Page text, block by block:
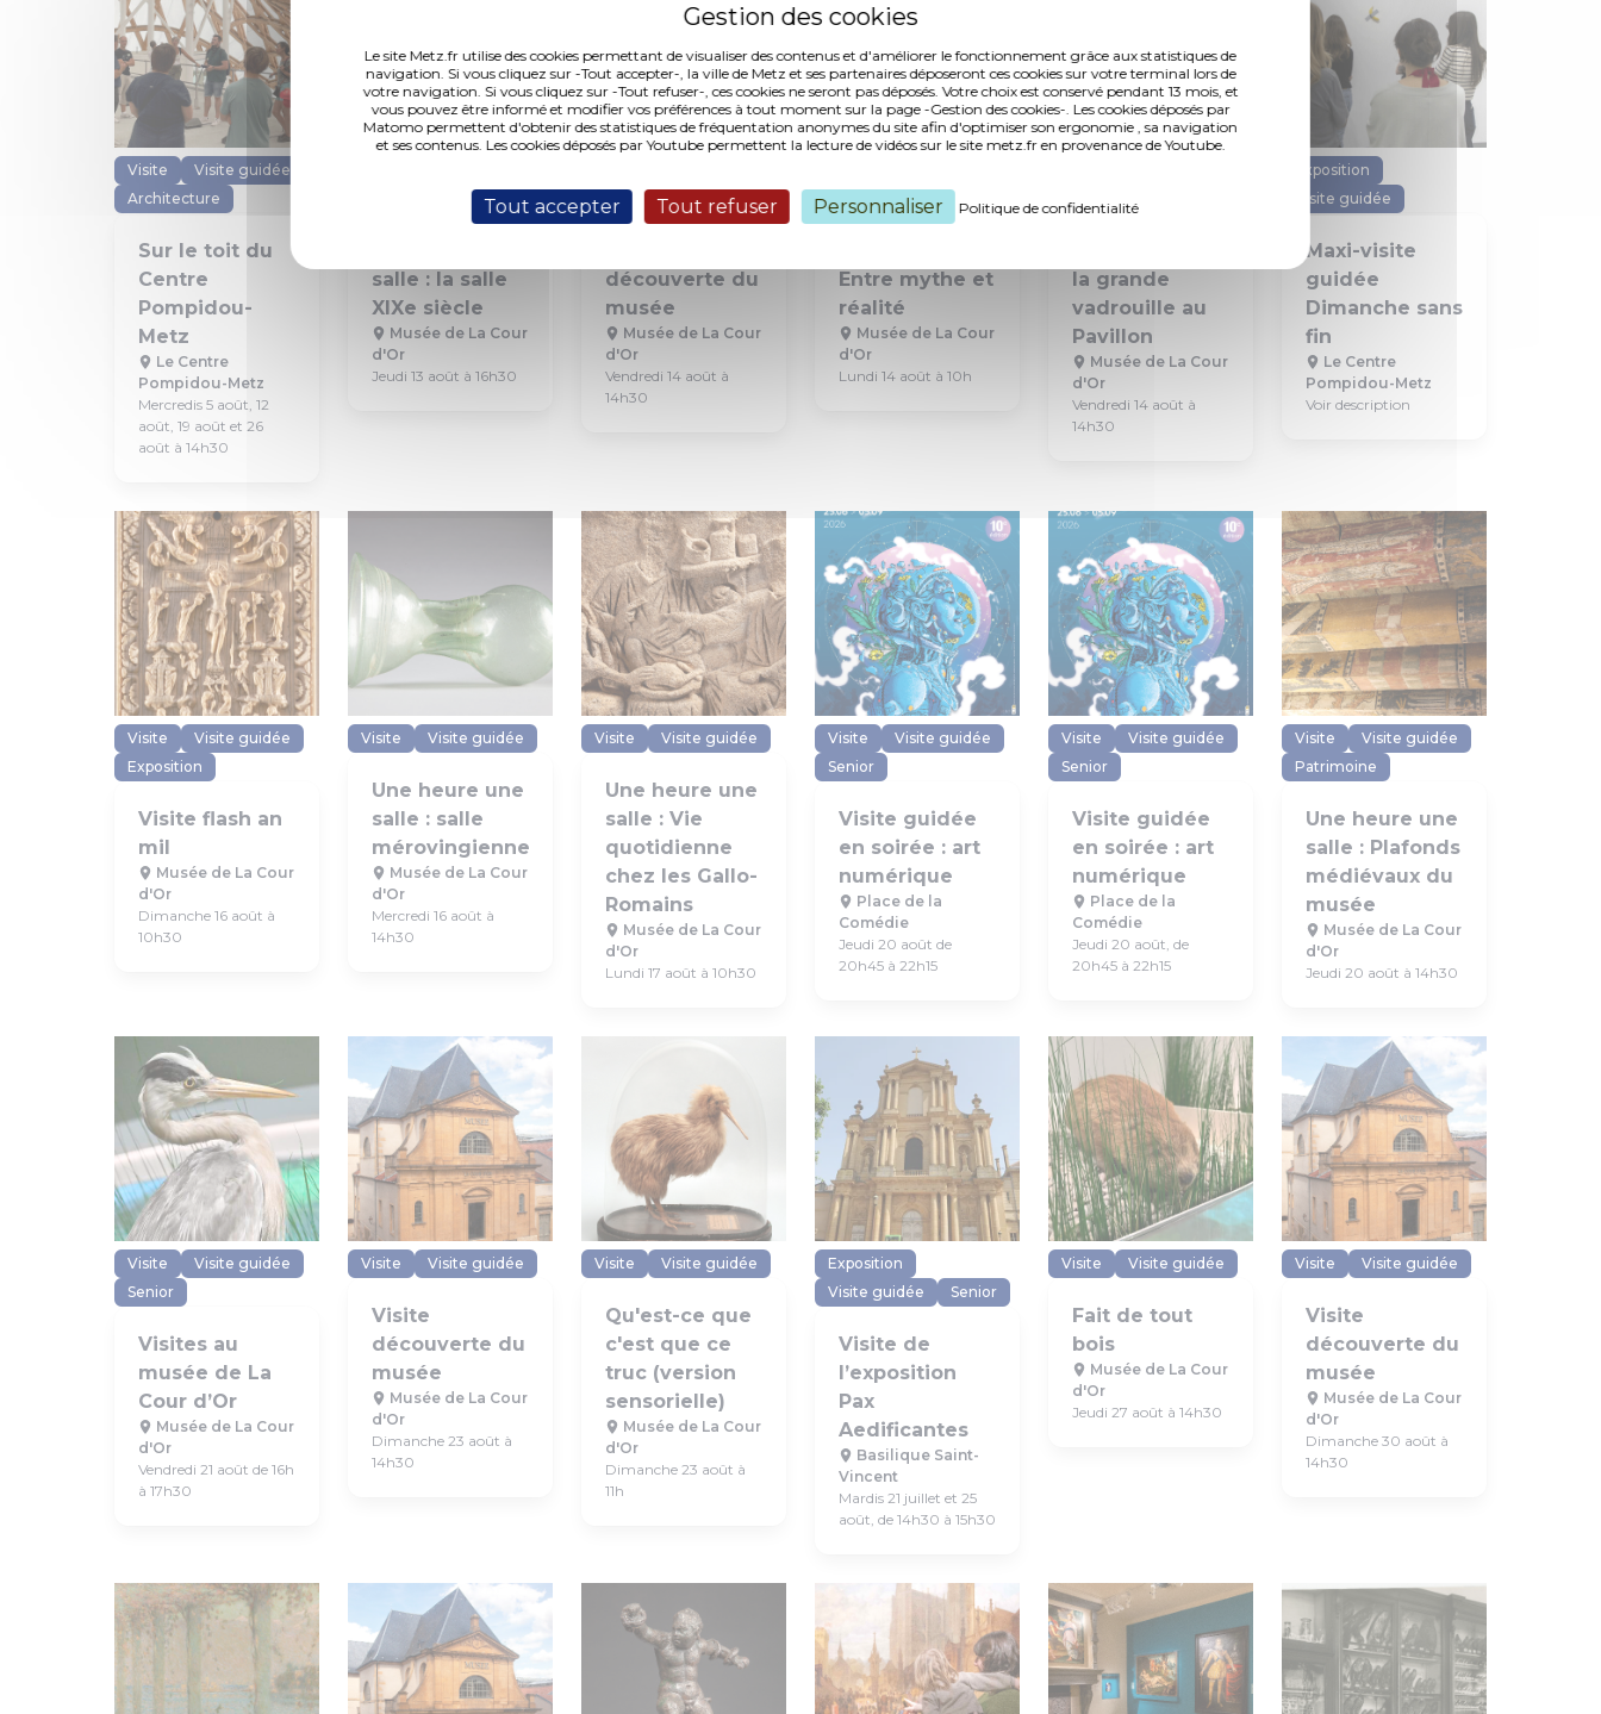
Le site Metz.fr utilise des cookies permettant de visualiser des contenus et d'améliorer le fonctionnement grâce aux statistiques de
navigation. Si vous cliquez sur -Tout accepter-, la ville de Metz et ses partenaires déposeront ces cookies sur votre terminal lors de
votre navigation. Si vous cliquez sur -Tout refuser-, ces cookies ne seront pas déposés. Votre choix est conservé pendant 13 mois, et
vous pouvez être informé et modifier vos préférences à tout moment sur la page -Gestion des cookies-. Les cookies déposés par
Matomo permettent d'obtenir des statistiques de fréquentation anonymes du site afin d'optimiser son ergonomie , sa navigation
et ses contenus. Les cookies déposés par Youtube permettent la lecture de vidéos sur le site metz.fr en provenance de Youtube.
Tout accepter Tout refuser Personnaliser Politique de confidentialité
Visite
Visite guidée
Architecture
Sur le toit du
Centre
Pompidou-
Metz
Le Centre
Pompidou-Metz
Mercredis 5 août, 12
août, 19 août et 26
août à 14h30
salle : la salle
XIXe siècle
Musée de La Cour
d'Or
Jeudi 13 août à 16h30
Exposition
découverte du
musée
Musée de La Cour
d'Or
Vendredi 14 août à
14h30
Jeune Public
Entre mythe et
réalité
Musée de La Cour
d'Or
Lundi 14 août à 10h
Jeune Public
la grande
vadrouille au
Pavillon
Musée de La Cour
d'Or
Vendredi 14 août à
14h30
Exposition
Visite guidée
Maxi-visite
guidée
Dimanche sans
fin
Le Centre
Pompidou-Metz
Voir description
Visite
Visite guidée
Exposition
Visite flash an
mil
Musée de La Cour
d'Or
Dimanche 16 août à
10h30
Visite Visite guidée
Une heure une
salle : salle
mérovingienne
Musée de La Cour
d'Or
Mercredi 16 août à
14h30
Visite Visite guidée
Une heure une
salle : Vie
quotidienne
chez les Gallo-
Romains
Musée de La Cour
d'Or
Lundi 17 août à 10h30
Visite
Visite guidée
Senior
Visite guidée
en soirée : art
numérique
Place de la
Comédie
Jeudi 20 août de
20h45 à 22h15
Visite
Visite guidée
Senior
Visite guidée
en soirée : art
numérique
Place de la
Comédie
Jeudi 20 août, de
20h45 à 22h15
Visite
Visite guidée
Patrimoine
Une heure une
salle : Plafonds
médiévaux du
musée
Musée de La Cour
d'Or
Jeudi 20 août à 14h30
Visite
Visite guidée
Senior
Visites au
musée de La
Cour d’Or
Musée de La Cour
d'Or
Vendredi 21 août de 16h
à 17h30
Visite Visite guidée
Visite
découverte du
musée
Musée de La Cour
d'Or
Dimanche 23 août à
14h30
Visite Visite guidée
Qu'est-ce que
c'est que ce
truc (version
sensorielle)
Musée de La Cour
d'Or
Dimanche 23 août à
11h
Exposition
Visite guidée
Senior
Visite de
l’exposition
Pax
Aedificantes
Basilique Saint-
Vincent
Mardis 21 juillet et 25
août, de 14h30 à 15h30
Visite Visite guidée
Fait de tout
bois
Musée de La Cour
d'Or
Jeudi 27 août à 14h30
Visite Visite guidée
Visite
découverte du
musée
Musée de La Cour
d'Or
Dimanche 30 août à
14h30